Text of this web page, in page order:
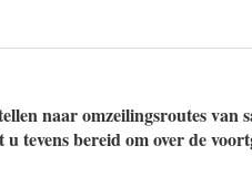
naar omzeilingsroutes van
tevens bereid om over de